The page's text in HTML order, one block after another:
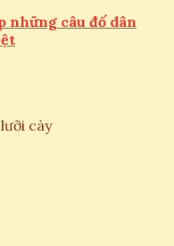
những câu đố dân
cày